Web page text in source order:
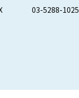
03-5288-1025